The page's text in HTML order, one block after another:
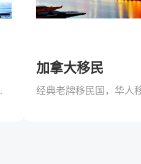
松！
加拿大移民